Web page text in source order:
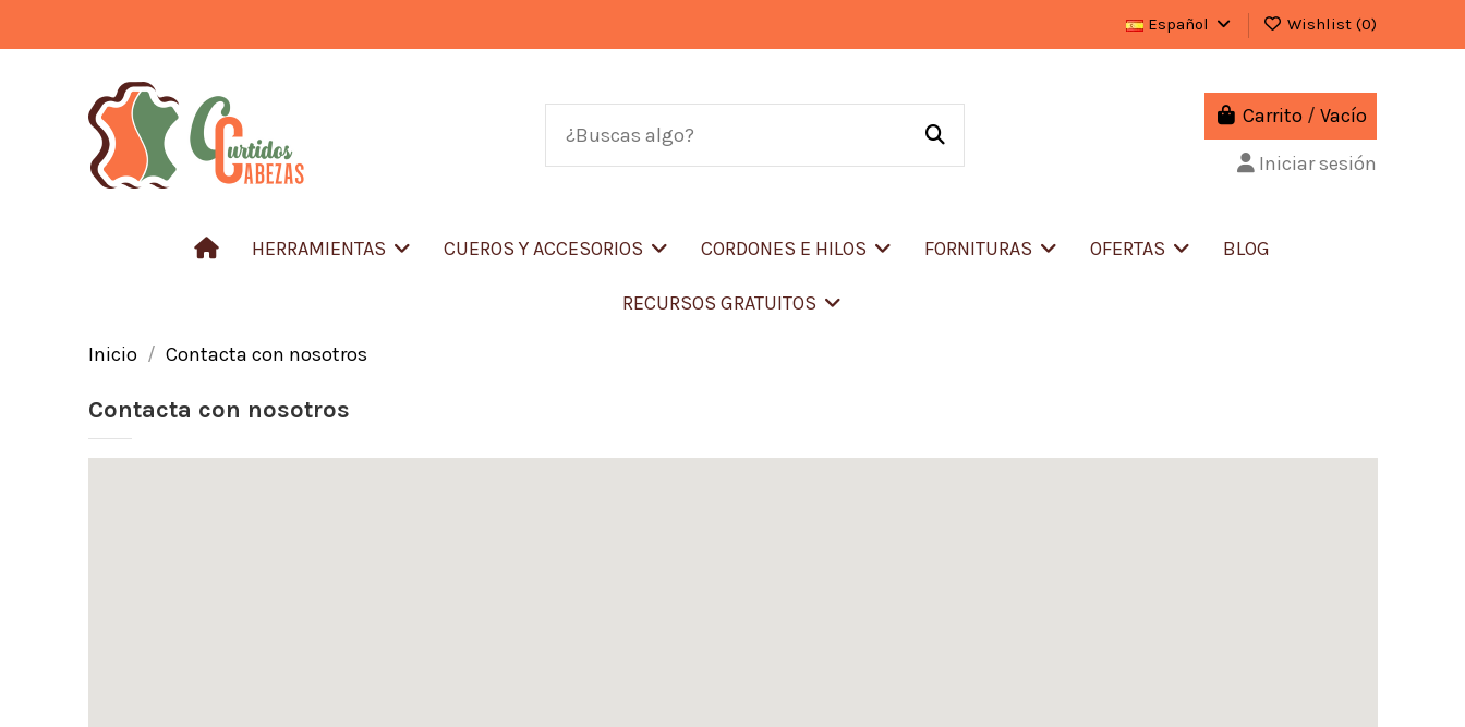
Español Wishlist (0)
Carrito /Vacío
Iniciar sesión
HERRAMIENTAS CUEROS Y ACCESORIOS CORDONES E HILOS FORNITURAS OFERTAS BLOG
RECURSOS GRATUITOS
Inicio Contacta con nosotros
Contacta con nosotros